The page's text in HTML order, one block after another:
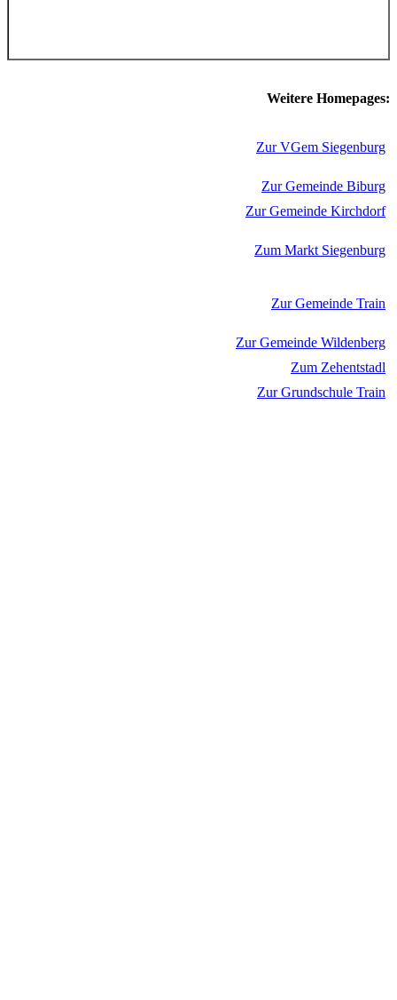
Weitere Homepages:
Zur VGem Siegenburg
Zur Gemeinde Biburg
Zur Gemeinde Kirchdorf
Zum Markt Siegenburg
Zur Gemeinde Train
Zur Gemeinde Wildenberg
Zum Zehentstadl
Zur Grundschule Train